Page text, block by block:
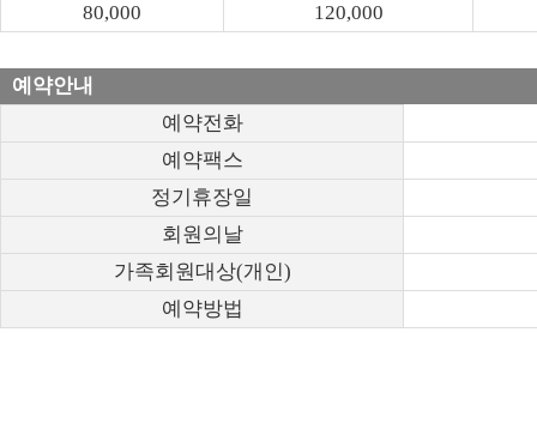
80,000
120,000
예약안내
예약전화
예약팩스
정기휴장일
회원의날
가족회원대상(개인)
예약방법